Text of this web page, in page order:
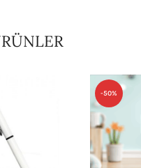
-50%